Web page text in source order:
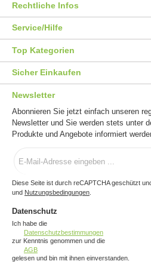
Rechtliche Infos
Service/Hilfe
Top Kategorien
Sicher Einkaufen
Newsletter
Abonnieren Sie jetzt einfach unseren
Newsletter und Sie werden stets unter
Produkte und Angebote informiert
Mail-
Diese Seite ist durch reCAPTCHA geschützt
und Nutzungsbedingungen.
Datenschutz
Ich habe die
Datenschutzbestimmungen
zur Kenntnis genommen und die
AGB
gelesen und bin mit ihnen einverstanden.